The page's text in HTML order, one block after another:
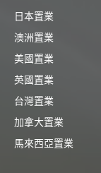
日本置業
澳洲置業
美國置業
英國置業
台灣置業
加拿大置業
馬來西亞置業